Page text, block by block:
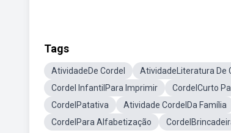
Tags
AtividadeDe Cordel AtividadeLiteratura De
Cordel InfantilPara Imprimir
CordelCurto
CordelPatativa
Atividade CordelDa Família
CordelPara Alfabetização